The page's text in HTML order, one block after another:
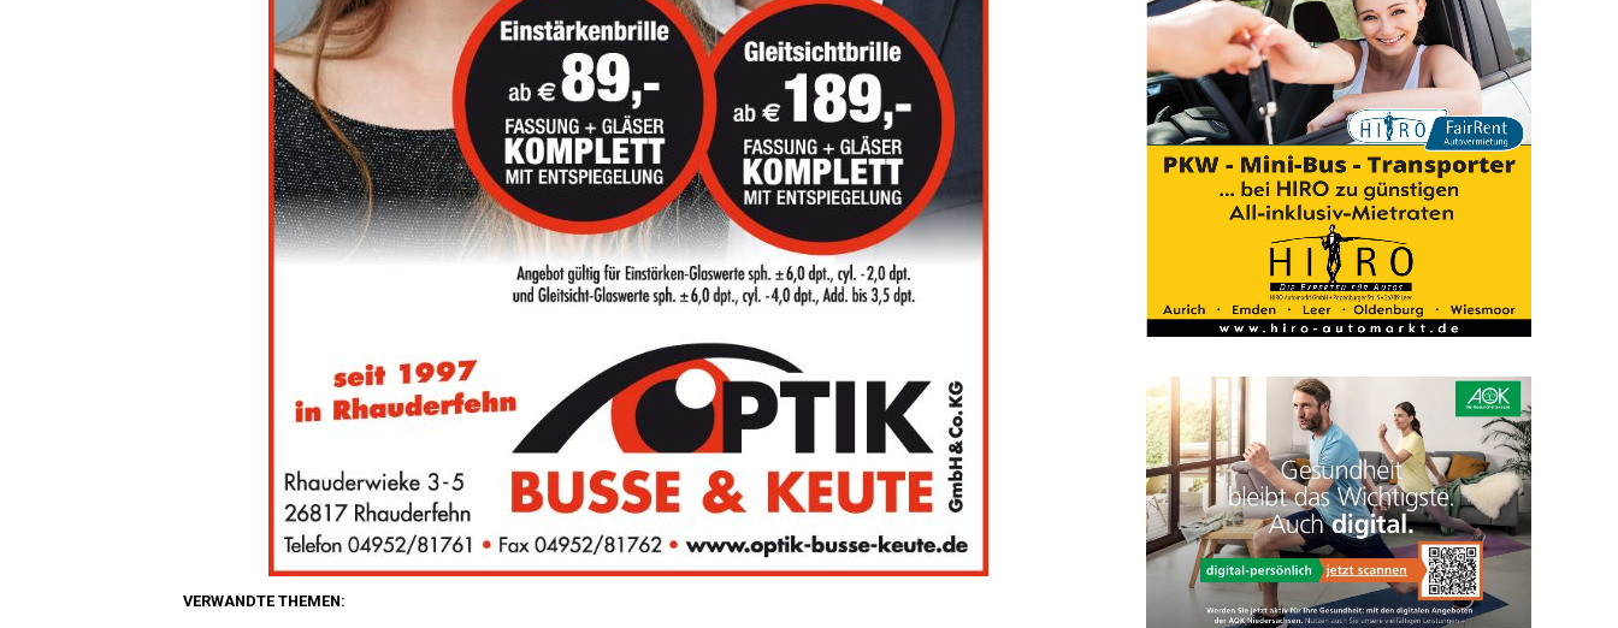
VERWANDTE THEMEN: